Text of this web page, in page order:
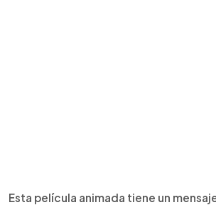
Esta película animada tiene un